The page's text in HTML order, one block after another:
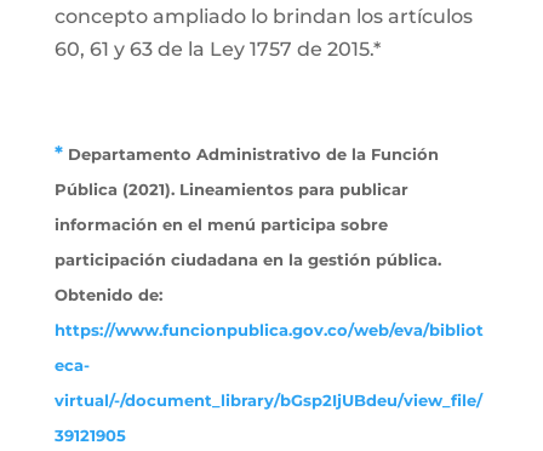
concepto ampliado lo brindan los artículos
60, 61 y 63 de la Ley 1757 de 2015.*
*Departamento Administrativo de la Función
Pública (2021). Lineamientos para publicar
información en el menú participa sobre
participación ciudadana en la gestión pública.
Obtenido de:
https://www.funcionpublica.gov.co/web/eva/bibliot
eca-
virtual/-/document_library/bGsp2IjUBdeu/view_file/
39121905